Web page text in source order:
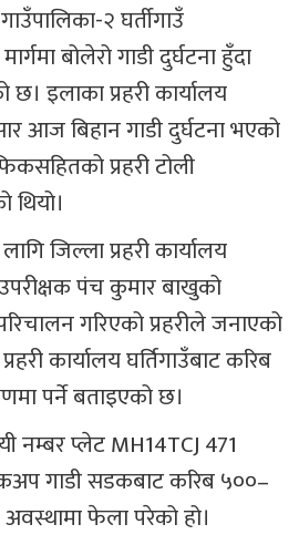
२ घर्तीगाउँ
बोलेरो गाडी दुर्घटना हुँदा
इलाका प्रहरी कार्यालय
आज बिहान गाडी दुर्घटना भएको
प्रहरी टोली
जिल्ला प्रहरी कार्यालय
उपरीक्षक पंच कुमार बाखुको
गरिएको प्रहरीले जनाएको
कार्यालय घर्तिगाउँबाट करिब
पर्ने बताइएको छ।
नम्बर प्लेट MH14TCJ 471
गाडी सडकबाट करिब ५००–
फेला परेको हो।